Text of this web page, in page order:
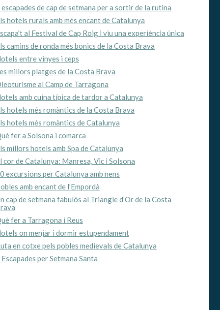
escapades de cap de setmana per a sortir de la rutina
hotels rurals amb més encant de Catalunya
al Festival de Cap Roig i viu una experiència única
camins de ronda més bonics de la Costa Brava
entre vinyes i ceps
millors platges de la Costa Brava
al Camp de Tarragona
amb cuina típica de tardor a Catalunya
hotels més romàntics de la Costa Brava
hotels més romàntics de Catalunya
fer a Solsona i comarca
millors hotels amb Spa de Catalunya
cor de Catalunya: Manresa, Vic i Solsona
excursions per Catalunya amb nens
amb encant de l’Empordà
cap de setmana fabulós al Triangle d’Or de la Costa
fer a Tarragona i Reus
on menjar i dormir estupendament
en cotxe pels pobles medievals de Catalunya
Escapades per Setmana Santa